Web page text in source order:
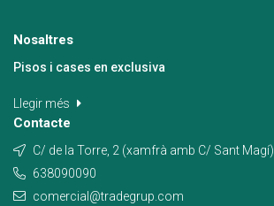
Nosaltres
Pisos i cases en exclusiva
Llegir més
Contacte
C/ de la Torre, 2 (xamfrà amb C/ Sant Magí)
638090090
comercial@tradegrup.com